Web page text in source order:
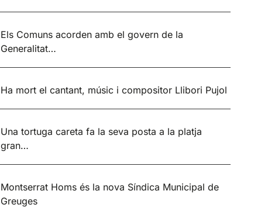
Els Comuns acorden amb el govern de la
Generalitat…
Ha mort el cantant, músic i compositor Llibori Pujol
Una tortuga careta fa la seva posta a la platja
gran…
Montserrat Homs és la nova Síndica Municipal de
Greuges